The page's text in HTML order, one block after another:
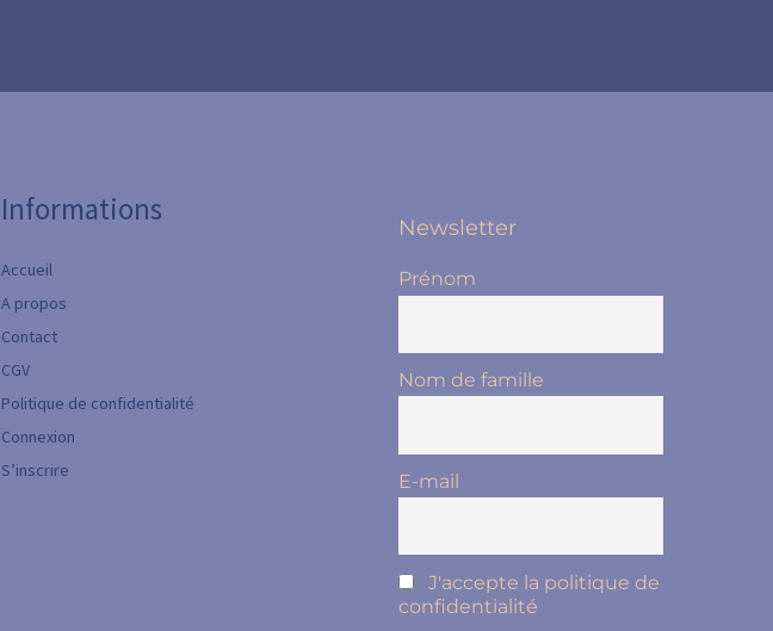
Informations
Accueil
A propos
Contact
CGV
Politique de confidentialité
Connexion
S’inscrire
Newsletter
Prénom
Nom de famille
E-mail
J'accepte la politique de
confidentialité